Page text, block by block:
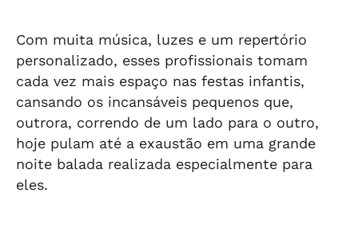
Com muita música, luzes e um repertório
personalizado, esses profissionais tomam
cada vez mais espaço nas festas infantis,
cansando os incansáveis pequenos que,
outrora, correndo de um lado para o outro,
hoje pulam até a exaustão em uma grande
noite balada realizada especialmente para
eles.